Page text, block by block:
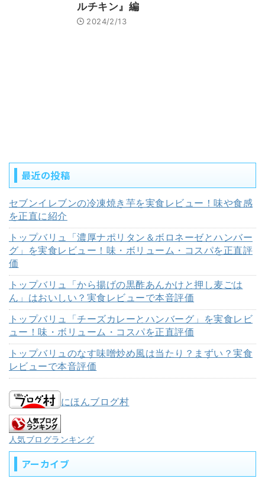
ルチキン』編
2024/2/13
最近の投稿
セブンイレブンの冷凍焼き芋を実食レビュー！味や食感
を正直に紹介
トップバリュ「濃厚ナポリタン＆ボロネーゼとハンバー
グ」を実食レビュー！味・ボリューム・コスパを正直評
価
トップバリュ「から揚げの黒酢あんかけと押し麦ごは
ん」はおいしい？実食レビューで本音評価
トップバリュ「チーズカレーとハンバーグ」を実食レビ
ュー！味・ボリューム・コスパを正直評価
トップバリュのなす味噌炒め風は当たり？まずい？実食
レビューで本音評価
にほんブログ村
人気ブログランキング
アーカイブ